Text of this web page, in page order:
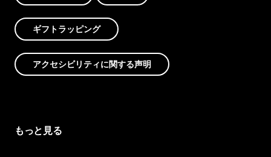
ギフトラッピング
アクセシビリティに関する声明
もっと見る